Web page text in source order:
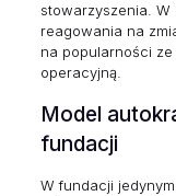
stowarzyszenia.
reagowania na
na popularności
operacyjną.
Model
fundacji
W fundacji